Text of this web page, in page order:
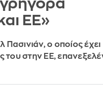
ΕΕ»
ο οποίος έχει
του στην ΕΕ,